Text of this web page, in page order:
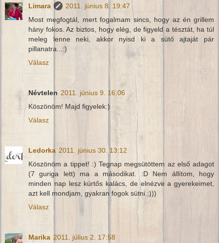
Limara
2011. június 8. 19:47
Most megfogtál, mert fogalmam sincs, hogy az én grillem
hány fokos. Az biztos, hogy elég, de figyeld a tésztát, ha túl
meleg lenne neki, akkor nyisd ki a sütő ajtaját pár
pillanatra...:)
Válasz
Névtelen 2011. június 9. 16:06
Köszönöm! Majd figyelek:)
Válasz
Ledorka 2011. június 30. 13:12
Köszönöm a tippet! :) Tegnap megsütöttem az első adagot
(7 guriga lett) ma a másodikat. :D Nem állítom, hogy
minden nap lesz kürtős kalács, de elnézve a gyerekeimet,
azt kell mondjam, gyakran fogok sütni :)))
Válasz
Marika 2011. július 2. 17:58